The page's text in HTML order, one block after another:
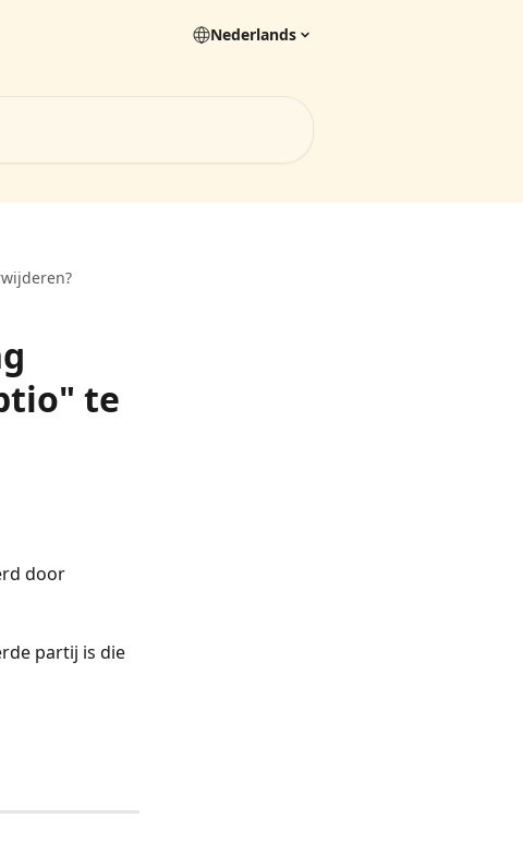
Nederlands
te
door
partij is die